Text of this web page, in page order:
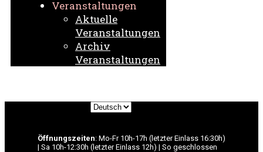
Veranstaltungen
Aktuelle
Veranstaltungen
Archiv
Veranstaltungen
Sprache
Öffnungszeiten: Mo-Fr 10h-17h (letzter Einlass 16:30h)
| Sa 10h-12:30h (letzter Einlass 12h) | So geschlossen